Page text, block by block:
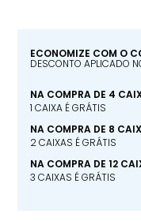
ECONOMIZE COM O
DESCONTO APLICADO
NA COMPRA DE 4
1 CAIXA É GRÁTIS
NA COMPRA DE 8
2 CAIXAS É GRÁTIS
NA COMPRA DE 12
3 CAIXAS É GRÁTIS